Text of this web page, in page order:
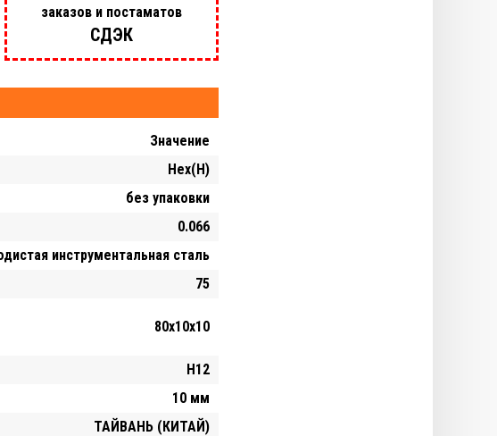
заказов и постаматов
СДЭК
Значение
Hex(H)
без упаковки
0.066
инструментальная сталь
75
80х10х10
H12
10 мм
ТАЙВАНЬ (КИТАЙ)